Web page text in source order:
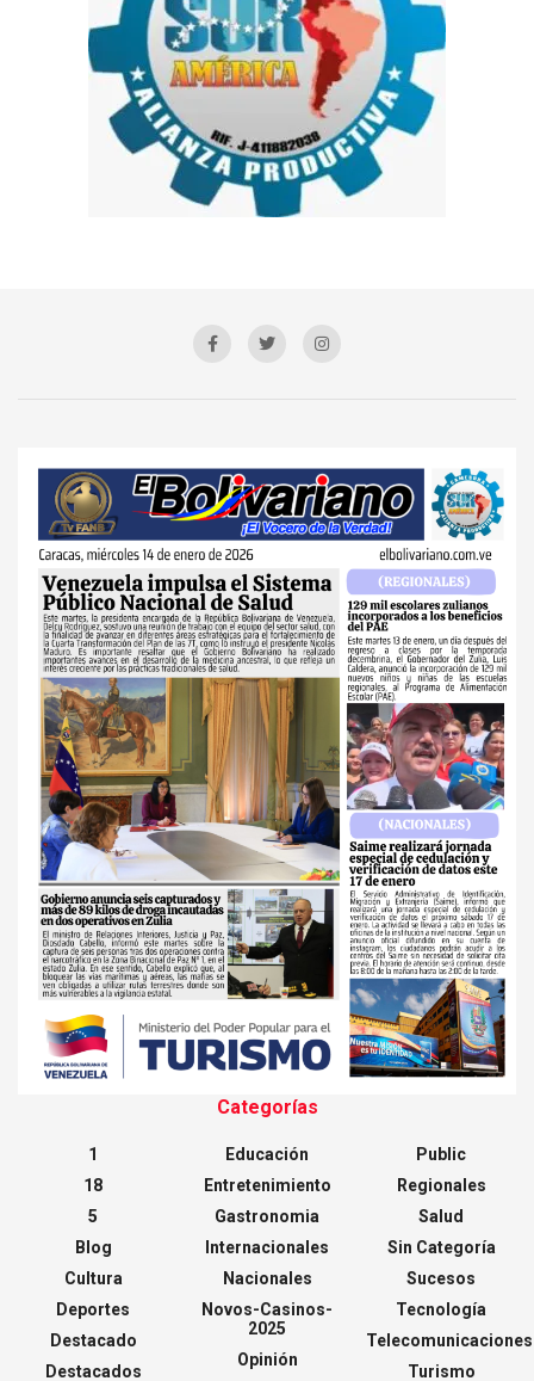
Categorías
1
18
5
Blog
Cultura
Deportes
Destacado
Destacados
Educación
Entretenimiento
Gastronomia
Internacionales
Nacionales
Novos-Casinos-
2025
Opinión
Public
Regionales
Salud
Sin Categoría
Sucesos
Tecnología
Telecomunicaciones
Turismo